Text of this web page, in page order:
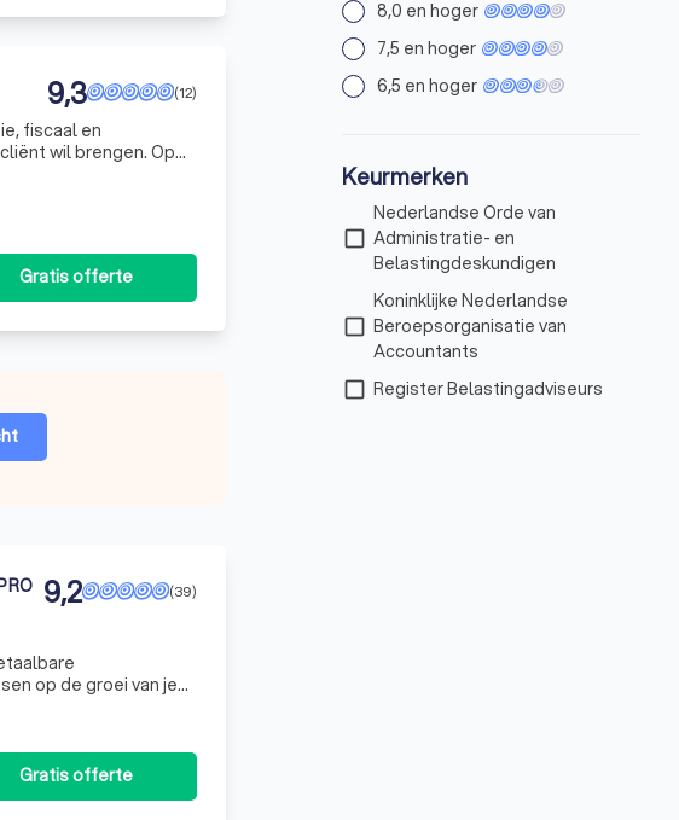
(12)
9,3
fiscaal en
wil brengen. Op
Gratis offerte
(39)
9,2
op de groei van je
handled.
Gratis offerte
8,0 en hoger
7,5 en hoger
6,5 en hoger
Keurmerken
check_box_outline_blank
Nederlandse Orde van
Administratie- en
Belastingdeskundigen
check_box_outline_blank
Koninklijke Nederlandse
Beroepsorganisatie van
Accountants
check_box_outline_blank Register Belastingadviseurs